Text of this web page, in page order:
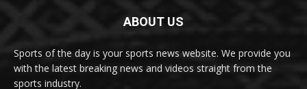
ABOUT US
Sports of the day is your sports news website. We provide you
with the latest breaking news and videos straight from the
sports industry.